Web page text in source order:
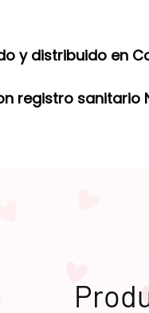
y distribuido en
registro sanitario